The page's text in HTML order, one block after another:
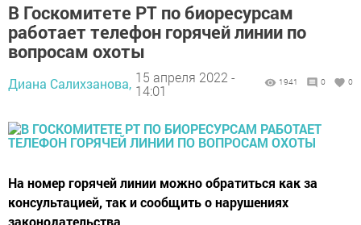
В Госкомитете РТ по биоресурсам
работает телефон горячей линии по
вопросам охоты
Диана Салихзанова, 15 апреля 2022 -
14:01
1941 0 0
На номер горячей линии можно обратиться как за
консультацией, так и сообщить о нарушениях
законодательства.